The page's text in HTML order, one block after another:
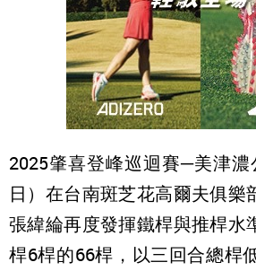
2025肇喜登峰巡迴賽─美津濃公開賽，今天（7
日）在台南斑芝花高爾夫俱樂
張緯綸再度發揮鐵桿與推桿水
桿6桿的66桿，以三回合總桿